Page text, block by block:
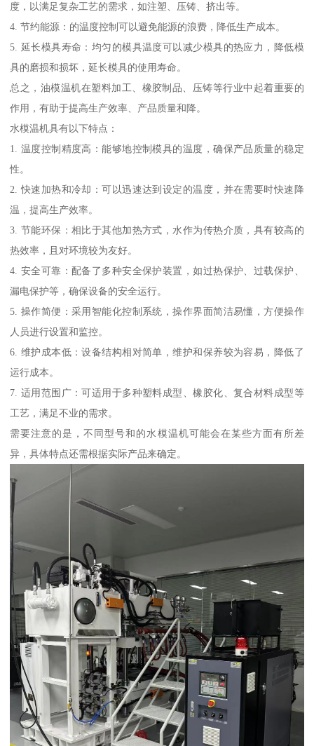
度，以满足复杂工艺的需求，如注塑、压铸、挤出等。
4. 节约能源：的温度控制可以避免能源的浪费，降低生产成本。
5. 延长模具寿命：均匀的模具温度可以减少模具的热应力，降低模
具的磨损和损坏，延长模具的使用寿命。
总之，油模温机在塑料加工、橡胶制品、压铸等行业中起着重要的
作用，有助于提高生产效率、产品质量和降。
水模温机具有以下特点：
1. 温度控制精度高：能够地控制模具的温度，确保产品质量的稳定
性。
2. 快速加热和冷却：可以迅速达到设定的温度，并在需要时快速降
温，提高生产效率。
3. 节能环保：相比于其他加热方式，水作为传热介质，具有较高的
热效率，且对环境较为友好。
4. 安全可靠：配备了多种安全保护装置，如过热保护、过载保护、
漏电保护等，确保设备的安全运行。
5. 操作简便：采用智能化控制系统，操作界面简洁易懂，方便操作
人员进行设置和监控。
6. 维护成本低：设备结构相对简单，维护和保养较为容易，降低了
运行成本。
7. 适用范围广：可适用于多种塑料成型、橡胶化、复合材料成型等
工艺，满足不业的需求。
需要注意的是，不同型号和的水模温机可能会在某些方面有所差
异，具体特点还需根据实际产品来确定。